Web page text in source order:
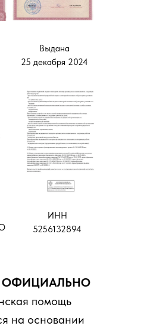
Выдана
25 декабря 2024
ИНН
5256132894
ОФИЦИАЛЬНО
помощь
на основании